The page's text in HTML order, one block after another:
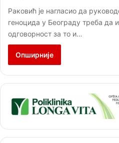
Раковић је нагласио да
геноцида у Београду треба да
одговорност за то и…
Опширније